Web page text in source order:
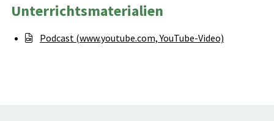
Unterrichtsmaterialien
Podcast (www.youtube.com, YouTube-Video)